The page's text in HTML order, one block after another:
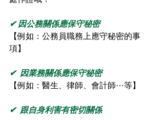
✔ 因公務關係應保守秘密
【例如：公務員職務上應守秘密的事
項】
✔  因業務關係應保守秘密
【例如：醫生、律師、會計師⋯等】
✔  跟自身利害有密切關係